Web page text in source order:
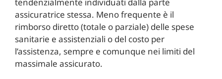
assicuratrice stessa. Meno frequente è il
rimborso diretto (totale o parziale) delle spese
sanitarie e assistenziali o del costo per
l’assistenza, sempre e comunque nei limiti del
massimale assicurato.